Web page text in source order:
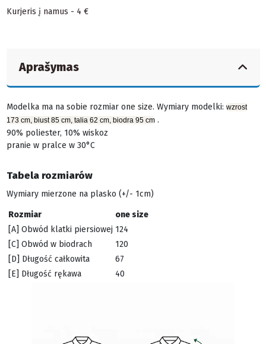
Kurjeris į namus - 4 €
Aprašymas
Modelka ma na sobie rozmiar one size. Wymiary modelki: wzrost
173 cm, biust 85 cm, talia 62 cm, biodra 95 cm .
90% poliester, 10% wiskoz
pranie w pralce w 30°C
Tabela rozmiarów
Wymiary mierzone na plasko (+/- 1cm)
Rozmiar
one size
[A] Obwód klatki piersiowej 124
[C] Obwód w biodrach
120
[D] Długość całkowita
67
[E] Długość rękawa
40